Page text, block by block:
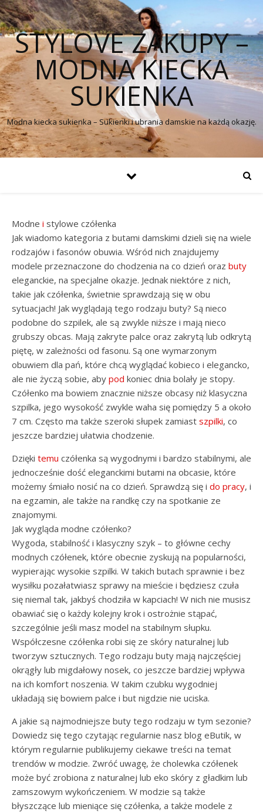
STYLOVE ZAKUPY –
MODNA KIECKA
SUKIENKA
Modna kiecka sukienka – Sukienki i ubrania damskie na każdą okazję.
Modne i stylowe czółenka
Jak wiadomo kategoria z butami damskimi dzieli się na wiele
rodzajów i fasonów obuwia. Wśród nich znajdujemy
modele przeznaczone do chodzenia na co dzień oraz buty
eleganckie, na specjalne okazje. Jednak niektóre z nich,
takie jak czółenka, świetnie sprawdzają się w obu
sytuacjach! Jak wyglądają tego rodzaju buty? Są nieco
podobne do szpilek, ale są zwykle niższe i mają nieco
grubszy obcas. Mają zakryte palce oraz zakrytą lub odkrytą
piętę, w zależności od fasonu. Są one wymarzonym
obuwiem dla pań, które chcą wyglądać kobieco i elegancko,
ale nie życzą sobie, aby pod koniec dnia bolały je stopy.
Czółenko ma bowiem znacznie niższe obcasy niż klasyczna
szpilka, jego wysokość zwykle waha się pomiędzy 5 a około
7 cm. Często ma także szeroki słupek zamiast szpilki, co
jeszcze bardziej ułatwia chodzenie.
Dzięki temu czółenka są wygodnymi i bardzo stabilnymi, ale
jednocześnie dość eleganckimi butami na obcasie, które
możemy śmiało nosić na co dzień. Sprawdzą się i do pracy, i
na egzamin, ale także na randkę czy na spotkanie ze
znajomymi.
Jak wygląda modne czółenko?
Wygoda, stabilność i klasyczny szyk – to główne cechy
modnych czółenek, które obecnie zyskują na popularności,
wypierając wysokie szpilki. W takich butach sprawnie i bez
wysiłku pozałatwiasz sprawy na mieście i będziesz czuła
się niemal tak, jakbyś chodziła w kapciach! W nich nie musisz
obawiać się o każdy kolejny krok i ostrożnie stąpać,
szczególnie jeśli masz model na stabilnym słupku.
Współczesne czółenka robi się ze skóry naturalnej lub
tworzyw sztucznych. Tego rodzaju buty mają najczęściej
okrągły lub migdałowy nosek, co jeszcze bardziej wpływa
na ich komfort noszenia. W takim czubku wygodniej
układają się bowiem palce i but nigdzie nie uciska.
A jakie są najmodniejsze buty tego rodzaju w tym sezonie?
Dowiedz się tego czytając regularnie nasz blog eButik, w
którym regularnie publikujemy ciekawe treści na temat
trendów w modzie. Zwróć uwagę, że cholewka czółenek
może być zrobiona z naturalnej lub eko skóry z gładkim lub
zamszowym wykończeniem. W modzie są także
błyszczące lub mieniące się czółenka, a także modele z